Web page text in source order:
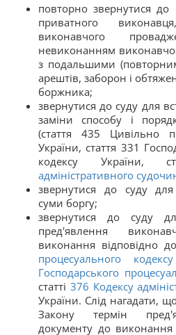
повторно звернутися
приватного
виконавчого
невиконанням
з подальшими
арештів, заборон і
боржника;
звернутися до суду для
заміни способу і
(стаття 435 Цивільно
України, стаття 331
кодексу України,
адміністративного
звернутися до суду для
суми боргу;
звернутися до суду
пред'явлення
виконання відповідно до
процесуального кодексу
Господарського
статті 376 Кодексу
України. Слід нагадати,
Закону термін
документу до